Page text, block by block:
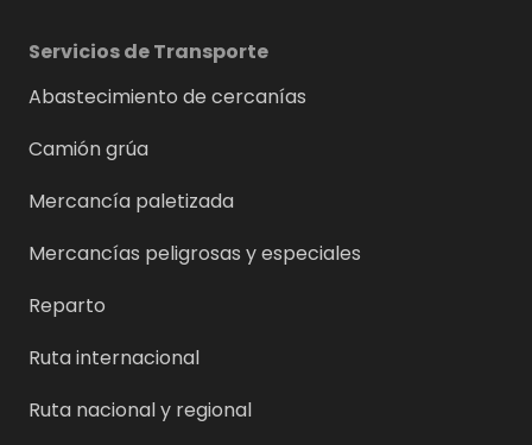
Servicios de Transporte
Abastecimiento de cercanías
Camión grúa
Mercancía paletizada
Mercancías peligrosas y especiales
Reparto
Ruta internacional
Ruta nacional y regional